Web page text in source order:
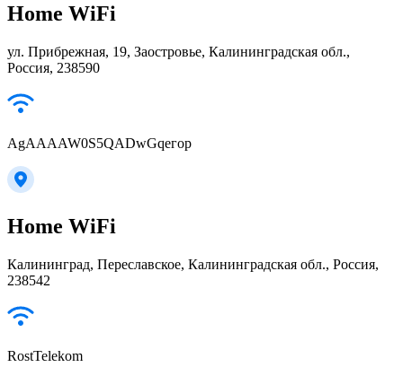
Home WiFi
ул. Прибрежная, 19, Заостровье, Калининградская обл.,
Россия, 238590
AgAAAAW0S5QADwGqегор
Home WiFi
Калининград, Переславское, Калининградская обл., Россия,
238542
RostTelekom